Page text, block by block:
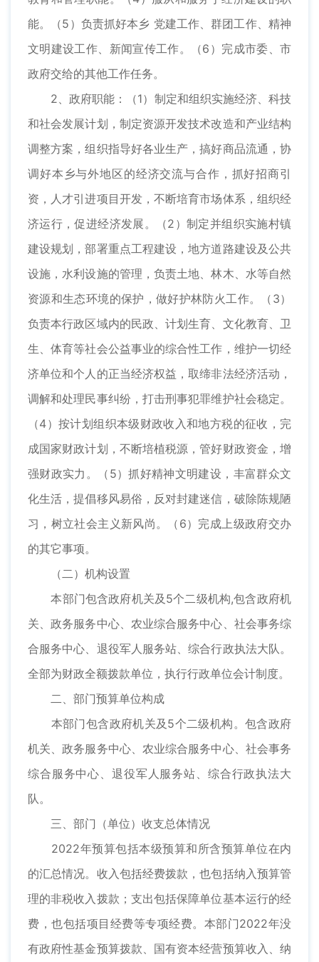
能。（5）负责抓好本乡 党建工作、群团工作、精神
文明建设工作、新闻宣传工作。（6）完成市委、市
政府交给的其他工作任务。
2、政府职能：（1）制定和组织实施经济、科技
和社会发展计划，制定资源开发技术改造和产业结构
调整方案，组织指导好各业生产，搞好商品流通，协
调好本乡与外地区的经济交流与合作，抓好招商引
资，人才引进项目开发，不断培育市场体系，组织经
济运行，促进经济发展。（2）制定并组织实施村镇
建设规划，部署重点工程建设，地方道路建设及公共
设施，水利设施的管理，负责土地、林木、水等自然
资源和生态环境的保护，做好护林防火工作。（3）
负责本行政区域内的民政、计划生育、文化教育、卫
生、体育等社会公益事业的综合性工作，维护一切经
济单位和个人的正当经济权益，取缔非法经济活动，
调解和处理民事纠纷，打击刑事犯罪维护社会稳定。
（4）按计划组织本级财政收入和地方税的征收，完
成国家财政计划，不断培植税源，管好财政资金，增
强财政实力。（5）抓好精神文明建设，丰富群众文
化生活，提倡移风易俗，反对封建迷信，破除陈规陋
习，树立社会主义新风尚。（6）完成上级政府交办
的其它事项。
（二）机构设置
本部门包含政府机关及5个二级机构,包含政府机
关、政务服务中心、农业综合服务中心、社会事务综
合服务中心、退役军人服务站、综合行政执法大队。
全部为财政全额拨款单位，执行行政单位会计制度。
二、部门预算单位构成
本部门包含政府机关及5个二级机构。包含政府
机关、政务服务中心、农业综合服务中心、社会事务
综合服务中心、退役军人服务站、综合行政执法大
队。
三、部门（单位）收支总体情况
2022年预算包括本级预算和所含预算单位在内
的汇总情况。收入包括经费拨款，也包括纳入预算管
理的非税收入拨款；支出包括保障单位基本运行的经
费，也包括项目经费等专项经费。本部门2022年没
有政府性基金预算拨款、国有资本经营预算收入、纳